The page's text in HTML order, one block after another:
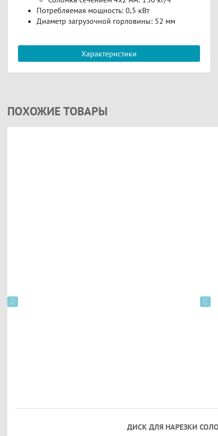
Потребляемая мощность: 0,5 кВт
Диаметр загрузочной горловины: 52 мм
Характеристики
ПОХОЖИЕ ТОВАРЫ
ДИСК ДЛЯ НАРЕЗКИ